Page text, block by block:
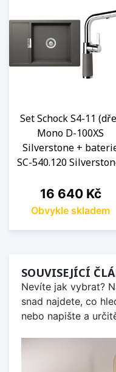
Set Schock S4-11
Mono D-100XS
Silverstone +
SC-540.120
Cena
16 640 Kč
Obvykle skladem
SOUVISEJÍCÍ
Nevíte jak vybrat?
snad najdete, co
nebo napište a